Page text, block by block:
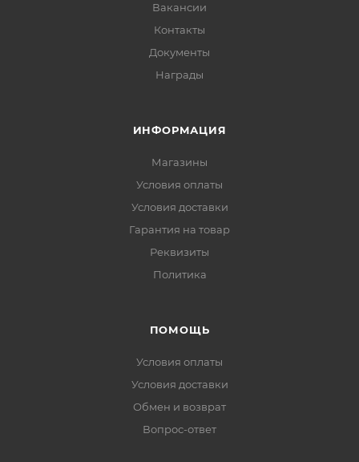
Вакансии
Контакты
Документы
Награды
ИНФОРМАЦИЯ
Магазины
Условия оплаты
Условия доставки
Гарантия на товар
Реквизиты
Политика
ПОМОЩЬ
Условия оплаты
Условия доставки
Обмен и возврат
Вопрос-ответ